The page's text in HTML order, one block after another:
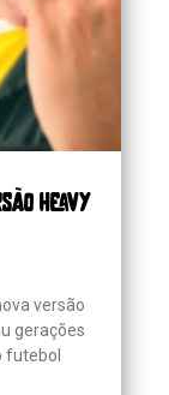
heavy
versão
gerações
futebol